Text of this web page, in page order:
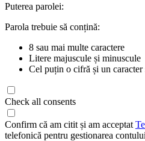
Puterea parolei:
Parola trebuie să conțină:
8 sau mai multe caractere
Litere majuscule și minuscule
Cel puțin o cifră și un caracter
Check all consents
Confirm că am citit și am acceptat
telefonică pentru gestionarea